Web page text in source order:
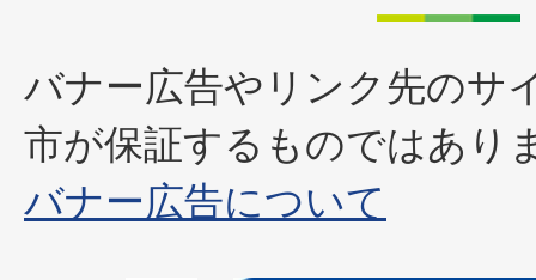
バナー広告やリンク先のサ
市が保証するものではあり
バナー広告について